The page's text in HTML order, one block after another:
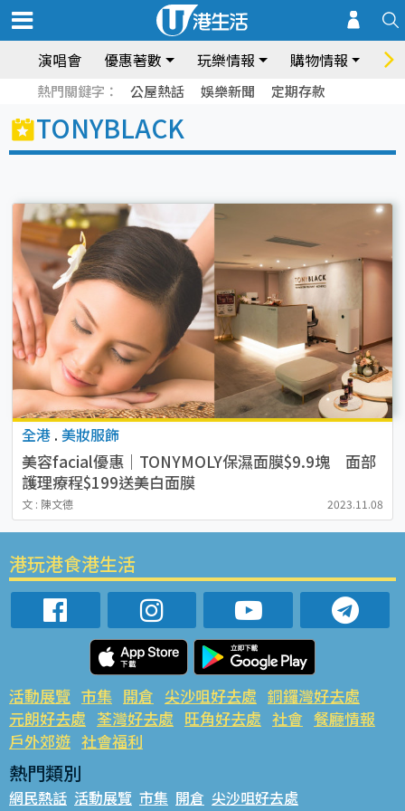
演唱會 優惠著數 玩樂情報 購物情報 飲
熱門關鍵字： 公屋熱話 娛樂新聞 定期存款
TONYBLACK
全港 . 美妝服飾
美容facial優惠｜TONYMOLY保濕面膜$9.9塊 面部
護理療程$199送美白面膜
文 : 陳文德 2023.11.08
港玩港食港生活
活動展覽 市集 開倉 尖沙咀好去處 銅鑼灣好去處
元朗好去處 荃灣好去處 旺角好去處 社會 餐廳情報
戶外郊遊 社會福利
熱門類別
網民熱話 活動展覽 市集 開倉 尖沙咀好去處